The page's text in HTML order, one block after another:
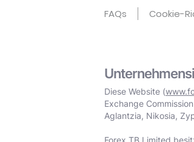
FAQs Cookie-
Diese Website (
Exchange
Aglantzia, Nikosia,
Forex TB Limited